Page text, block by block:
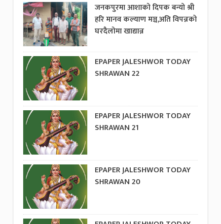
जनकपुरमा आशाको दिपक बन्यो श्री
हरि मानव कल्याण मञ्च,अति विपन्नको
घरदैलोमा खाद्यान्न
EPAPER JALESHWOR TODAY
SHRAWAN 22
EPAPER JALESHWOR TODAY
SHRAWAN 21
EPAPER JALESHWOR TODAY
SHRAWAN 20